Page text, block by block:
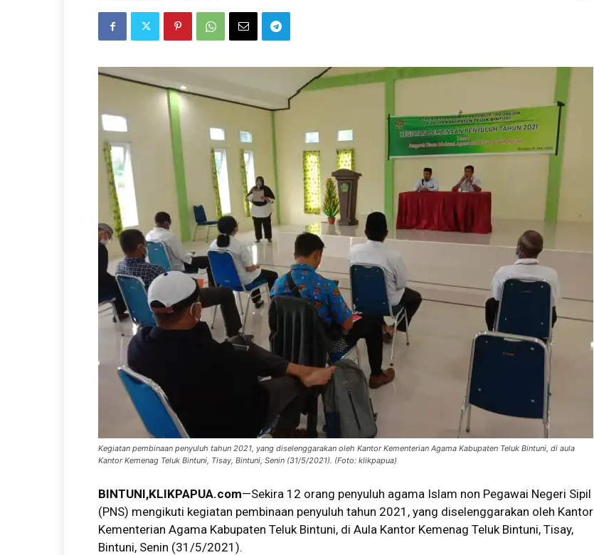
Kegiatan pembinaan penyuluh tahun 2021, yang diselenggarakan oleh Kantor Kementerian Agama Kabupaten Teluk Bintuni, di aula
Kantor Kemenag Teluk Bintuni, Tisay, Bintuni, Senin (31/5/2021). (Foto: klikpapua)
BINTUNI,KLIKPAPUA.com—Sekira 12 orang penyuluh agama Islam non Pegawai Negeri Sipil
(PNS) mengikuti kegiatan pembinaan penyuluh tahun 2021, yang diselenggarakan oleh Kantor
Kementerian Agama Kabupaten Teluk Bintuni, di Aula Kantor Kemenag Teluk Bintuni, Tisay,
Bintuni, Senin (31/5/2021).